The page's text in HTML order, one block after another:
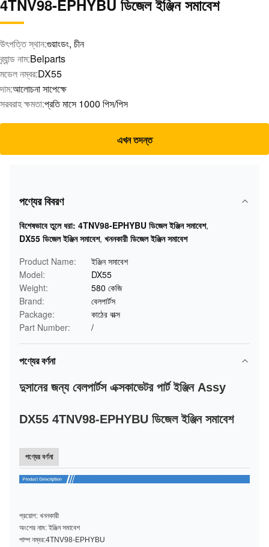
4TNV98-EPHYBU ডিজেল ইঞ্জিন সমাবেশ
উৎপত্তি স্থান:গুয়াংডং, চীন
ব্র্যান্ড নাম:Belparts
মডেল নম্বর:DX55
দাম:আলোচনা সাপেক্ষে
সরবরাহ ক্ষমতা:প্রতি মাসে 1000 পিস/পিস
এখন তদন্ত
পণ্যের বিবরণ
বিশেষভাবে তুলে ধরা: 4TNV98-EPHYBU ডিজেল ইঞ্জিন সমাবেশ,
DX55 ডিজেল ইঞ্জিন সমাবেশ, খননকারী ডিজেল ইঞ্জিন সমাবেশ
Product Name:
ইঞ্জিন সমাবেশ
Model:
DX55
Weight:
580 কেজি
Brand:
বেলপার্টস
Package:
কাঠের বাক্স
Part Number:
/
পণ্যের বর্ণনা
দুসানের জন্য বেলপার্টস এক্সকাভেটর পার্ট ইঞ্জিন Assy
DX55 4TNV98-EPHYBU ডিজেল ইঞ্জিন সমাবেশ
পণ্যের বর্ণনা
প্রয়োগ: খননকারী
অংশের নাম: ইঞ্জিন সমাবেশ
পাম্প নম্বর:4TNV98-EPHYBU